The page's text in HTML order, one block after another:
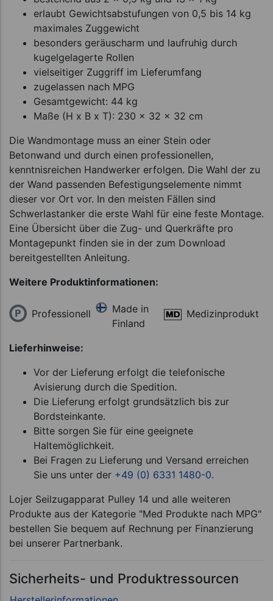
erlaubt Gewichtsabstufungen von 0,5 bis 14 kg
maximales Zuggewicht
besonders geräuscharm und laufruhig durch
kugelgelagerte Rollen
vielseitiger Zuggriff im Lieferumfang
zugelassen nach MPG
Gesamtgewicht: 44 kg
Maße (H x B x T): 230 x 32 x 32 cm
Die Wandmontage muss an einer Stein oder
Betonwand und durch einen professionellen,
kenntnisreichen Handwerker erfolgen. Die Wahl der zu
der Wand passenden Befestigungselemente nimmt
dieser vor Ort vor. In den meisten Fällen sind
Schwerlastanker die erste Wahl für eine feste Montage.
Eine Übersicht über die Zug- und Querkräfte pro
Montagepunkt finden sie in der zum Download
bereitgestellten Anleitung.
Weitere Produktinformationen:
Professionell
Made in
Finland
Medizinprodukt
Lieferhinweise:
Vor der Lieferung erfolgt die telefonische
Avisierung durch die Spedition.
Die Lieferung erfolgt grundsätzlich bis zur
Bordsteinkante.
Bitte sorgen Sie für eine geeignete
Haltemöglichkeit.
Bei Fragen zu Lieferung und Versand erreichen
Sie uns unter der +49 (0) 6331 1480-0.
Lojer Seilzugapparat Pulley 14 und alle weiteren
Produkte aus der Kategorie "Med Produkte nach MPG"
bestellen Sie bequem auf Rechnung per Finanzierung
bei unserer Partnerbank.
Sicherheits- und Produktressourcen